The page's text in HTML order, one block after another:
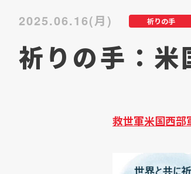
祈りの手
2025.06.16(月)
祈りの手：米
救世軍米国西部